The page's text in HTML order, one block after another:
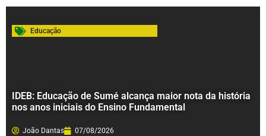
Educação
IDEB: Educação de Sumé alcança maior nota da história
nos anos iniciais do Ensino Fundamental
João Dantas 07/08/2026